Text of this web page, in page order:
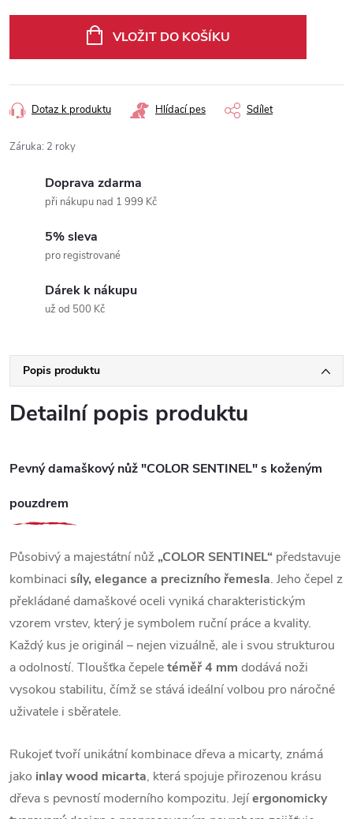
VLOŽIT DO KOŠÍKU
Dotaz k produktu Hlídací pes Sdílet
Záruka: 2 roky
Doprava zdarma
při nákupu nad 1 999 Kč
5% sleva
pro registrované
Dárek k nákupu
už od 500 Kč
Popis produktu
Detailní popis produktu
Pevný damaškový nůž "COLOR SENTINEL" s koženým
pouzdrem
Působivý a majestátní nůž „COLOR SENTINEL“ představuje
kombinaci síly, elegance a precizního řemesla. Jeho čepel z
překládané damaškové oceli vyniká charakteristickým
vzorem vrstev, který je symbolem ruční práce a kvality.
Každý kus je originál – nejen vizuálně, ale i svou strukturou
a odolností. Tloušťka čepeletéměř 4 mm dodává noži
vysokou stabilitu, čímž se stává ideální volbou pro náročné
uživatele i sběratele.
Rukojeť tvoří unikátní kombinace dřeva a micarty, známá
jako inlay wood micarta, která spojuje přirozenou krásu
dřeva s pevností moderního kompozitu. Jejíergonomicky